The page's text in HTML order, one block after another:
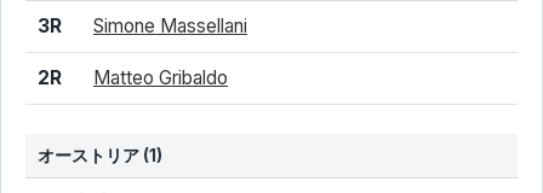
結果 シード 選手名
3R Simone Massellani
2R Matteo Gribaldo
オーストリア (1)